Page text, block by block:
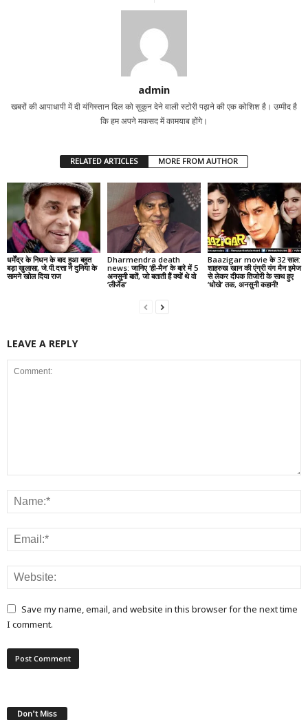
admin
खबरों की आपाधापी में दी यंगिस्तान दिल को सुकून देने वाली स्टोरी पढ़ाने की एक कोशिश है। उम्मीद है
कि हम अपने मकसद में कामयाब होंगे।
RELATED ARTICLES MORE FROM AUTHOR
धर्मेंद्र के निधन के बाद हुआ बहुत
बड़ा खुलासा, जे.पी.दत्ता ने दुनिया के
सामने खोल दिया राज
Dharmendra death
news: जानिए ‘ही-मैन’ के बारे में 5
अनसुनी बातें, जो बताती हैं क्यों थे वो
‘लीजेंड’
Baazigar movie के 32 साल:
शाहरुख खान की एंग्री यंग मैन इमेज
से लेकर दीपक तिजोरी के साथ हुए
‘धोखे’ तक, अनसुनी कहानी!
LEAVE A REPLY
Save my name, email, and website in this browser for the next time
I comment.
Don't Miss